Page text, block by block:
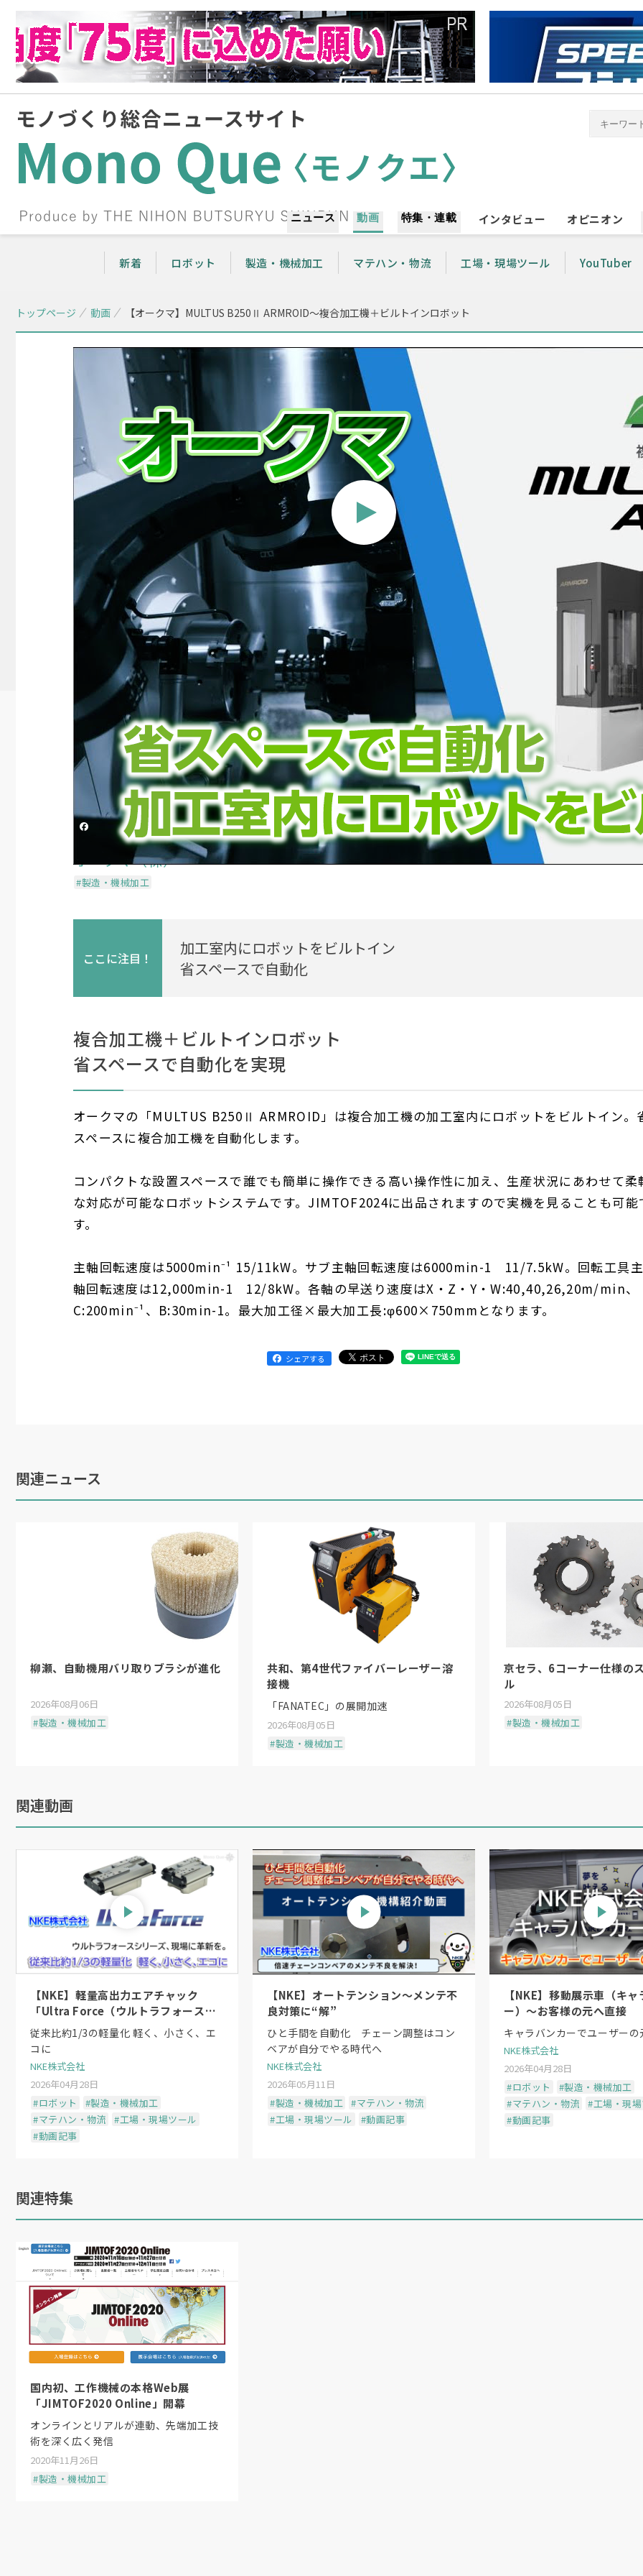
ニュース 動画 特集・連載 インタビュー オピニオン
新着 ロボット 製造・機械加工 マテハン・物流 工場・現場ツール YouTuber
トップページ 動画 【オークマ】MULTUS B250Ⅱ ARMROID〜複合加工機＋ビルトインロボット
【オークマ】MULTUS B250Ⅱ ARMROID〜複合加工機
＋ビルトインロボット
投稿日時 2024/10/21 02:28 更新日時 2024/11/28 11:09 この動画へのお問い合わせ
シェアする
オークマ（株）
#製造・機械加工
ここに注目！
加工室内にロボットをビルトイン
省スペースで自動化
複合加工機＋ビルトインロボット
省スペースで自動化を実現
オークマの「MULTUS B250Ⅱ ARMROID」は複合加工機の加工室内にロボットをビルトイン。
スペースに複合加工機を自動化します。
コンパクトな設置スペースで誰でも簡単に操作できる高い操作性に加え、生産状況にあわせて柔
な対応が可能なロボットシステムです。JIMTOF2024に出品されますので実機を見ることも可能
す。
主軸回転速度は5000min⁻¹ 15/11kW。サブ主軸回転速度は6000min-1 11/7.5kW。回転工具主
軸回転速度は12,000min-1 12/8kW。各軸の早送り速度はX・Z・Y・W:40,40,26,20m/min、
C:200min⁻¹、B:30min-1。最大加工径×最大加工長:φ600×750mmとなります。
シェアする
関連ニュース
柳瀬、自動機用バリ取りブラシが進化
2026年08月06日
#製造・機械加工
共和、第4世代ファイバーレーザー溶
接機
「FANATEC」の展開加速
2026年08月05日
#製造・機械加工
京セラ、6コーナー仕様の
ル
2026年08月05日
#製造・機械加工
関連動画
【NKE】軽量高出力エアチャック
「Ultra Force（ウルトラフォース）
シリーズ」〜日本初のシーケンスシリ
ンダ機構
従来比約1/3の軽量化 軽く、小さく、エ
コに
NKE株式会社
2026年04月28日
#ロボット
#製造・機械加工
#マテハン・物流
#工場・現場ツール
#動画記事
【NKE】オートテンション〜メンテ不
良対策に“解”
ひと手間を自動化 チェーン調整はコン
ベアが自分でやる時代へ
NKE株式会社
2026年05月11日
#製造・機械加工 #マテハン・物流
#工場・現場ツール
#動画記事
【NKE】移動展示車（キ
ー）〜お客様の元へ直接
キャラバンカーでユーザーの
NKE株式会社
2026年04月28日
#ロボット
#製造・機械加工
#マテハン・物流
#工場・現
#動画記事
関連特集
国内初、工作機械の本格Web展
「JIMTOF2020 Online」開幕
オンラインとリアルが連動、先端加工技
術を深く広く発信
2020年11月26日
#製造・機械加工